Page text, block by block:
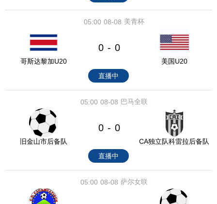
08-08
05:00 美青杯
哥斯达黎加U20
0 - 0
美国U20
直播中
08-08
05:00 巴马全联
旧金山市后备队
0 - 0
CA独立队科雷拉后备队
直播中
08-08
05:00 萨尔女联